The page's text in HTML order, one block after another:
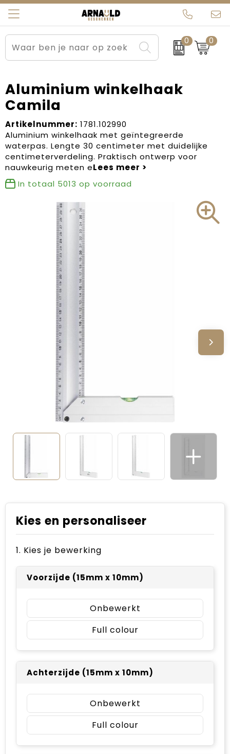
0 0
Relatiegeschenken
Sportkleding
Werkkleding
Kleding en textiel
Tassen
Beurs en Evenementen
Brievenbuspakketten
Carnaval
Dag van de Zorg
Kerstartikelen
Kerstpakketten
Kraamcadeaus
Sinterklaas
Verjaardagen
Voetbal, EK en WK
Voor de bouw
Zomergeschenken
Zomerpakketten
Arnauld Kerstpakketten
MijnEigenKadootje
Ons team
Contact
Blogs
Aluminium winkelhaak
Camila
Artikelnummer: 1781.102990
Aluminium winkelhaak met geïntegreerde
waterpas. Lengte 30 centimeter met duidelijke
centimeterverdeling. Praktisch ontwerp voor
nauwkeurig meten e
In totaal 5013 op voorraad
Kies en personaliseer
1. Kies je bewerking
Voorzijde (15mm x 10mm)
Onbewerkt
Full colour
Achterzijde (15mm x 10mm)
Onbewerkt
Full colour